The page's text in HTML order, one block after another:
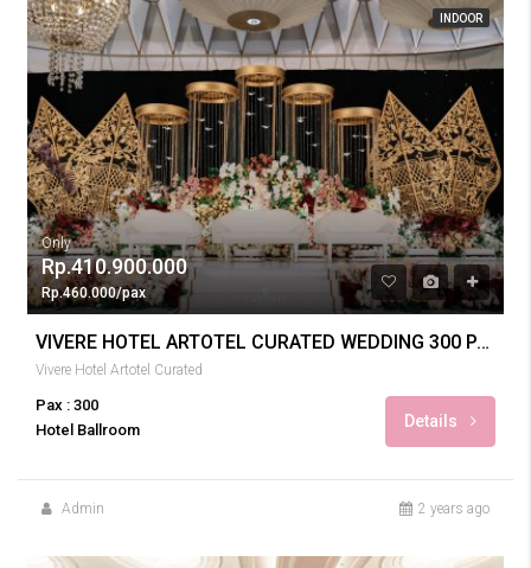
INDOOR
Only
Rp.410.900.000
Rp.460.000/pax
VIVERE HOTEL ARTOTEL CURATED WEDDING 300 PAX
Vivere Hotel Artotel Curated
Pax : 300
Hotel Ballroom
Details
Admin 2 years ago